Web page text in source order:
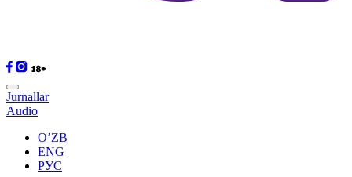
Jurnallar
Audio
O’ZB
ENG
РУС